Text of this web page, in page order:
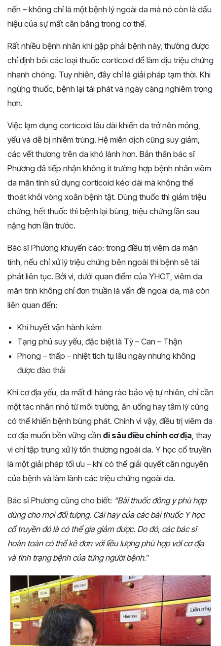
nến – không chỉ là một bệnh lý ngoài da mà nó còn là dấu
hiệu của sự mất cân bằng trong cơ thể.
Rất nhiều bệnh nhân khi gặp phải bệnh này, thường được
chỉ định bôi các loại thuốc corticoid để làm dịu triệu chứng
nhanh chóng. Tuy nhiên, đây chỉ là giải pháp tạm thời. Khi
ngừng thuốc, bệnh lại tái phát và ngày càng nghiêm trọng
hơn.
Việc lạm dụng corticoid lâu dài khiến da trở nên mỏng,
yếu và dễ bị nhiễm trùng. Hệ miễn dịch cũng suy giảm,
các vết thương trên da khó lành hơn. Bản thân bác sĩ
Phương đã tiếp nhận không ít trường hợp bệnh nhân viêm
da mãn tính sử dụng corticoid kéo dài mà không thể
thoát khỏi vòng xoắn bệnh tật. Dùng thuốc thì giảm triệu
chứng, hết thuốc thì bệnh lại bùng, triệu chứng lần sau
nặng hơn lần trước.
Bác sĩ Phương khuyến cáo: trong điều trị viêm da mãn
tính, nếu chỉ xử lý triệu chứng bên ngoài thì bệnh sẽ tái
phát liên tục. Bởi vì, dưới quan điểm của YHCT, viêm da
mãn tính không chỉ đơn thuần là vấn đề ngoài da, mà còn
liên quan đến:
Khí huyết vận hành kém
Tạng phủ suy yếu, đặc biệt là Tỳ – Can – Thận
Phong – thấp – nhiệt tích tụ lâu ngày nhưng không
được đào thải
Khi cơ địa yếu, da mất đi hàng rào bảo vệ tự nhiên, chỉ cần
một tác nhân nhỏ từ môi trường, ăn uống hay tâm lý cũng
có thể khiến bệnh bùng phát. Chính vì vậy, điều trị viêm da
cơ địa muốn bền vững cần đi sâu điều chỉnh cơ địa, thay
vì chỉ tập trung xử lý tổn thương ngoài da. Y học cổ truyền
là một giải pháp tối ưu – khi có thể giải quyết căn nguyên
của bệnh và làm lành các triệu chứng ngoài da.
Bác sĩ Phương cũng cho biết: “Bài thuốc đông y phù hợp
dùng cho mọi đối tượng. Cái hay của các bài thuốc Y học
cổ truyền đó là có thể gia giảm được. Do đó, các bác sĩ
hoàn toàn có thể kê đơn với liều lượng phù hợp với cơ địa
và tình trạng bệnh của từng người bệnh.”